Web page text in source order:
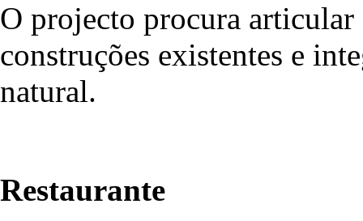
O projecto procura articular
construções existentes e
natural.
Restaurante